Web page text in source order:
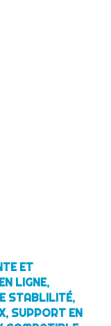
ET
LIGNE,
STABLILITÉ,
SUPPORT EN